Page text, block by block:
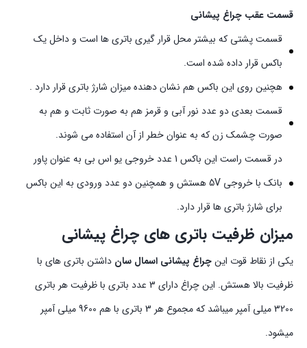
قسمت عقب چراغ پیشانی
قسمت پشتی که بیشتر محل قرار گیری باتری ها است و داخل یک
باکس قرار داده شده است.
هچنین روی این باکس هم نشان دهنده میزان شارژ باتری قرار دارد .
قسمت بعدی دو عدد نور آبی و قرمز هم به صورت ثابت و هم به
صورت چشمک زن که به عنوان خطر از آن استفاده می شوند.
در قسمت راست این باکس 1 عدد خروجی یو اس بی به عنوان پاور
بانک با خروجی 5V هستش و همچنین دو عدد ورودی به این باکس
برای شارژ باتری ها قرار دارد.
میزان ظرفیت باتری های چراغ پیشانی
یکی از نقاط قوت اینچراغ پیشانی اسمال سان داشتن باتری های با
ظرفیت بالا هستش. این چراغ دارای 3 عدد باتری با ظرفیت هر باتری
3200 میلی آمپر میباشد که مجموع هر 3 باتری با هم 9600 میلی آمپر
میشود.